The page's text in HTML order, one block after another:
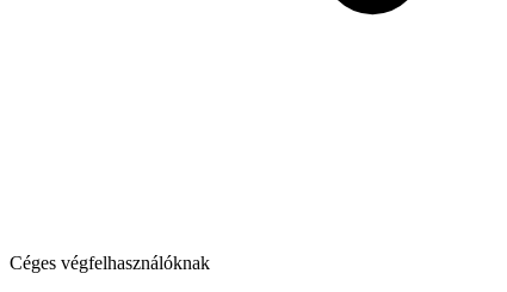
Céges végfelhasználóknak